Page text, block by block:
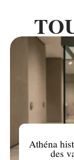
Athéna
des